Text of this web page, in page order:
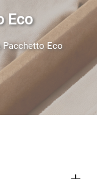
Eco
Pacchetto Eco